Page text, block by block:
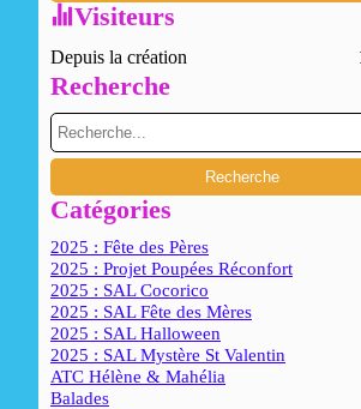
Visiteurs
Depuis la création
Recherche
Catégories
2025 : Fête des Pères
2025 : Projet Poupées Réconfort
2025 : SAL Cocorico
2025 : SAL Fête des Mères
2025 : SAL Halloween
2025 : SAL Mystère St Valentin
ATC Hélène & Mahélia
Balades